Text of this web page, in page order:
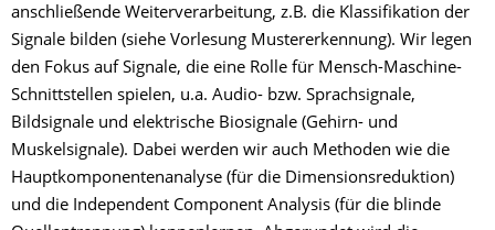
anschließende Weiterverarbeitung, z.B. die Klassifikation der
Signale bilden (siehe Vorlesung Mustererkennung). Wir legen
den Fokus auf Signale, die eine Rolle für Mensch-Maschine-
Schnittstellen spielen, u.a. Audio- bzw. Sprachsignale,
Bildsignale und elektrische Biosignale (Gehirn- und
Muskelsignale). Dabei werden wir auch Methoden wie die
Hauptkomponentenanalyse (für die Dimensionsreduktion)
und die Independent Component Analysis (für die blinde